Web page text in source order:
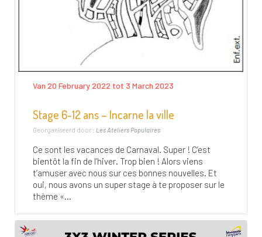
Van 20 February 2022 tot 3 March 2023
Stage 6-12 ans – Incarne la ville
Georganiseerd door : Les Ateliers Populaires
Ce sont les vacances de Carnaval. Super ! C’est
bientôt la fin de l’hiver. Trop bien ! Alors viens
t’amuser avec nous sur ces bonnes nouvelles. Et
oui, nous avons un super stage à te proposer sur le
thème «...